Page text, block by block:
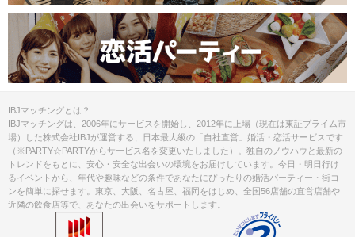
IBJマッチングとは？
IBJマッチングは、2006年にサービスを開始し、2012年に上場（現在は東証プライム市
場）した株式会社IBJが運営する、日本最大級の「自社直営」婚活・恋活サービスです
（※PARTY☆PARTYからサービス名を変更いたしました）。独自のノウハウと最新の
トレンドをもとに、安心・安全な出会いの環境をお届けしています。今日・明日行け
るイベントから、年代や趣味などの条件であなたにぴったりの婚活パーティー・街コ
ンを簡単に探せます。東京、大阪、名古屋、福岡をはじめ、全国56店舗の直営店舗や
近隣の飲食店等で、あなたの出会いをサポートします。